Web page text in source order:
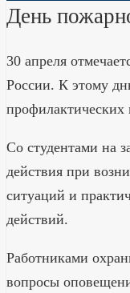
День
30 апреля
России. К этому
профилактических
Со студентами на
действия при
ситуаций и
действий.
Работниками
вопросы